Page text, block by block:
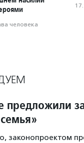
человека
предложили
законопроектом